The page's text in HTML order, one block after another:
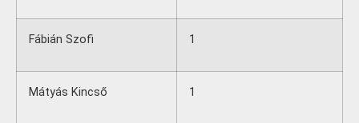
Fábián Szofi 1
Mátyás Kincső 1